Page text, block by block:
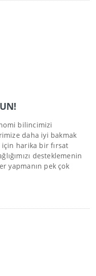
bilincimizi
daha iyi bakmak
harika bir fırsat
desteklemenin
yapmanın pek çok